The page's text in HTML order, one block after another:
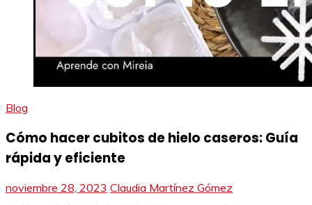
Blog
Cómo hacer cubitos de hielo caseros: Guía
rápida y eficiente
noviembre 28, 2023 Claudia Martínez Gómez